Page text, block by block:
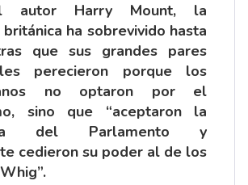
autor Harry Mount, la
ha sobrevivido hasta
que sus grandes pares
perecieron porque los
no optaron por el
sino que “aceptaron la
del Parlamento y
cedieron su poder al de los